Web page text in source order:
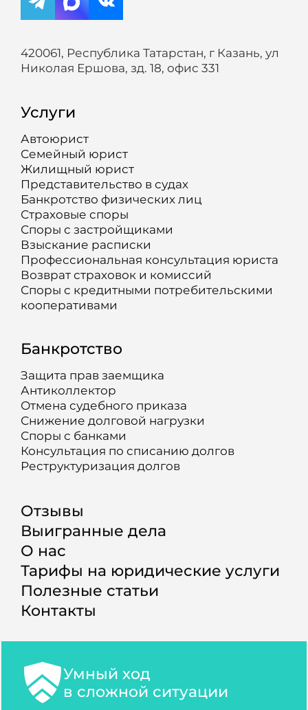
420061, Республика Татарстан, г Казань, ул
Николая Ершова, зд. 18, офис 331
Услуги
Автоюрист
Семейный юрист
Жилищный юрист
Представительство в судах
Банкротство физических лиц
Страховые споры
Споры с застройщиками
Взыскание расписки
Профессиональная консультация юриста
Возврат страховок и комиссий
Споры с кредитными потребительскими
кооперативами
Банкротство
Защита прав заемщика
Антиколлектор
Отмена судебного приказа
Снижение долговой нагрузки
Споры с банками
Консультация по списанию долгов
Реструктуризация долгов
Отзывы
Выигранные дела
О нас
Тарифы на юридические услуги
Полезные статьи
Контакты
Умный ход
в сложной ситуации